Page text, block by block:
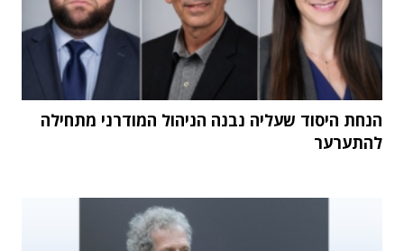
הנחת היסוד שעליה נבנה הניהול המודרני מתחילה
להתערער